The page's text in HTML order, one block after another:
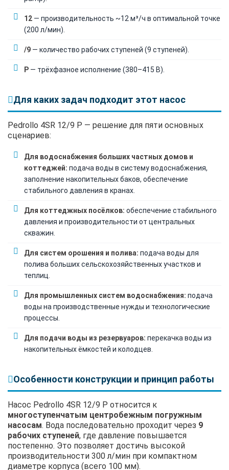
12 — производительность ~12 м³/ч в оптимальной точке
(200 л/мин).
/9 — количество рабочих ступеней (9 ступеней).
P — трёхфазное исполнение (380–415 В).
Для каких задач подходит этот насос
Pedrollo 4SR 12/9 P — решение для пяти основных
сценариев:
Для водоснабжения больших частных домов и
коттеджей: подача воды в систему водоснабжения,
заполнение накопительных баков, обеспечение
стабильного давления в кранах.
Для коттеджных посёлков: обеспечение стабильного
давления и производительности от центральных
скважин.
Для систем орошения и полива: подача воды для
полива больших сельскохозяйственных участков и
теплиц.
Для промышленных систем водоснабжения: подача
воды на производственные нужды и технологические
процессы.
Для подачи воды из резервуаров: перекачка воды из
накопительных ёмкостей и колодцев.
Особенности конструкции и принцип работы
Насос Pedrollo 4SR 12/9 P относится к
многоступенчатым центробежным погружным
насосам. Вода последовательно проходит через 9
рабочих ступеней, где давление повышается
постепенно. Это позволяет достичь высокой
производительности 300 л/мин при компактном
диаметре корпуса (всего 100 мм).